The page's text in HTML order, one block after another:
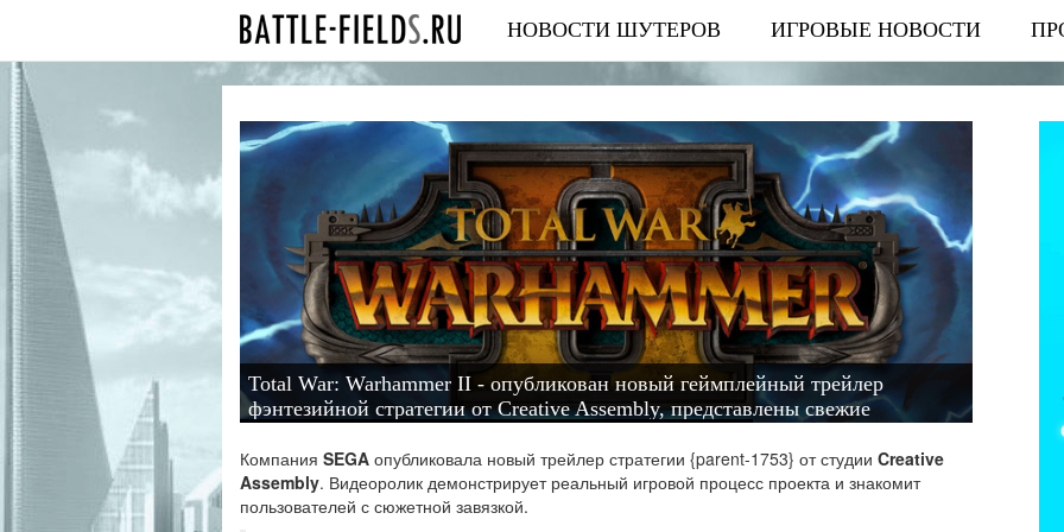
НОВОСТИ ШУТЕРОВ ИГРОВЫЕ НОВОСТИ
Total War: Warhammer II - опубликован новый геймплейный трейлер
фэнтезийной стратегии от Creative Assembly, представлены свежие
Компания SEGA опубликовала новый трейлер стратегии {parent-1753} от студии Creative
Assembly. Видеоролик демонстрирует реальный игровой процесс проекта и знакомит
пользователей с сюжетной завязкой.